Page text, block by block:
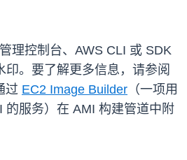
理控制台、AWS CLI 或 SDK
印。要了解更多信息，请参阅
过 EC2 Image Builder （一项用
的服务）在 AMI 构建管道中附